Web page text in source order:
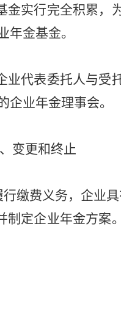
实行完全积累，
金基金。
代表委托人与受
业年金理事会。
变更和终止
缴费义务，企业具
定企业年金方案